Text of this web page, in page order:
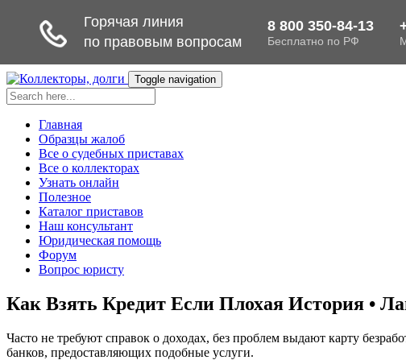
Toggle navigation
Главная
Образцы жалоб
Все о судебных приставах
Все о коллекторах
Узнать онлайн
Полезное
Каталог приставов
Наш консультант
Юридическая помощь
Форум
Вопрос юристу
Как Взять Кредит Если Плохая История •
Часто не требуют справок о доходах, без проблем выдают карту
банков, предоставляющих подобные услуги.